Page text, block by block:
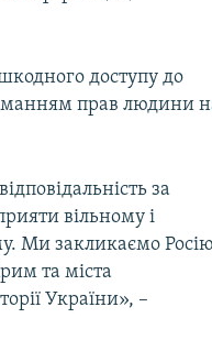
доступу до
прав людини
за
вільному і
Ми закликаємо Росію
та міста
України», –